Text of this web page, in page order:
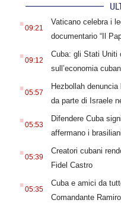
. 09:21
Vaticano celebra i
documentario “Il
. 09:12
Cuba: gli Stati Uniti
sull’economia
. 05:57
Hezbollah
da parte di Israele
. 05:53
Difendere Cuba
affermano i brasiliani
. 05:39
Creatori cubani
Fidel Castro
. 05:35
Cuba e amici da
Comandante